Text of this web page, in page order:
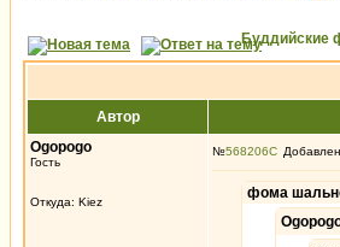
Буддийские
Автор
Ogopogo
Гость
Откуда: Kiez
№568206
фома